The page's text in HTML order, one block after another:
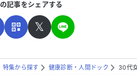
ォームです。氏名やご自身の病気の詳細な
記事をシェアする
𝕏
特集から探す 健康診断・人間ドック 30代